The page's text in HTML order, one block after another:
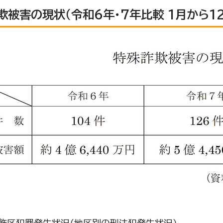
被害の現状（令和6年・7年比較 1月から12